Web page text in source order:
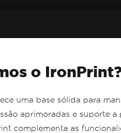
o
uma base sólida para
aprimoradas e suporte
complementa as